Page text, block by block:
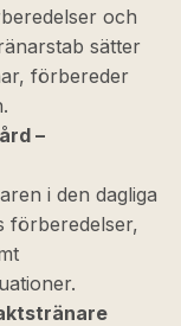
och
sätter
förbereder
–
i den dagliga
förberedelser,